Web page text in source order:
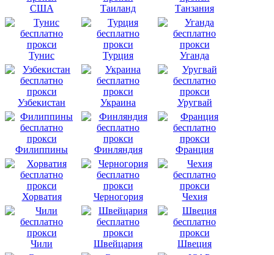
США Таиланд Танзания
Тунис Турция Уганда
Узбекистан Украина Уругвай
Филиппины Финляндия Франция
Хорватия Черногория Чехия
Чили Швейцария Швеция